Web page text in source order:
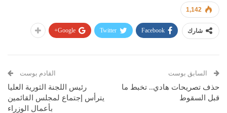
1,142
شارك Facebook
Twitter
Google+
السابق بوست
حذف تصريحات هادي.. تخبط ما
قبل السقوط
القادم بوست
رئيس اللجنة الثورية العليا
يترأس إجتماع لمجلس القائمين
بأعمال الوزراء